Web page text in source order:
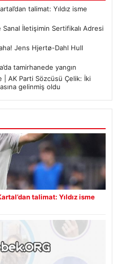
talimat: Yıldız isme
İletişimin Sertifikalı Adresi
Jens Hjertø-Dahl Hull
tamirhanede yangın
| AK Parti Sözcüsü Çelik: İki
gelinmiş oldu
talimat: Yıldız isme